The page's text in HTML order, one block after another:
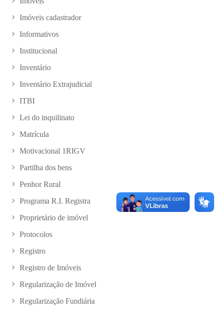
Imóveis cadastrador
Informativos
Institucional
Inventário
Inventário Extrajudicial
ITBI
Lei do inquilinato
Matrícula
Motivacional 1RIGV
Partilha dos bens
Penhor Rural
Programa R.I. Registra
Proprietário de imóvel
Protocolos
Registro
Registro de Imóveis
Regularização de Imóvel
Regularização Fundiária